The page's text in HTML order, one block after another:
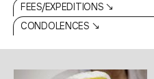
FEES/EXPEDITIONS ↘
CONDOLENCES ↘